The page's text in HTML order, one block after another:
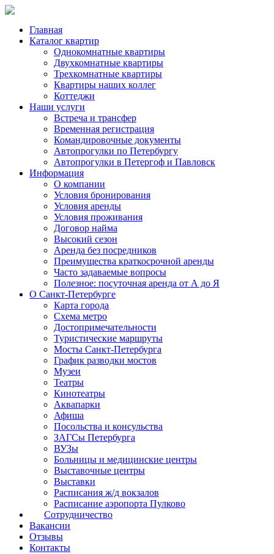
Главная
Каталог квартир
Однокомнатные квартиры
Двухкомнатные квартиры
Трехкомнатные квартиры
Квартиры наших коллег
Коттеджи
Наши услуги
Встреча и трансфер
Временная регистрация
Командировочные документы
Автопрогулки по Петербургу
Автопрогулки в Петергоф и Павловск
Информация
О компании
Условия бронирования
Условия аренды
Условия проживания
Договор найма
Высокий сезон
Аренда без посредников
Преимущества краткосрочной аренды
Часто задаваемые вопросы
Полезное: посуточная аренда от А до Я
О Санкт-Петербурге
Карта города
Схема метро
Достопримечательности
Туристические маршруты
Мосты Санкт-Петербурга
График разводки мостов
Музеи
Театры
Кинотеатры
Аквапарки
Афиша
Посольства и консульства
ЗАГСы Петербурга
ВУЗы
Больницы и медицинские центры
Выставочные центры
Выставки
Расписания ж/д вокзалов
Расписание аэропорта Пулково
Сотрудничество
Вакансии
Отзывы
Контакты